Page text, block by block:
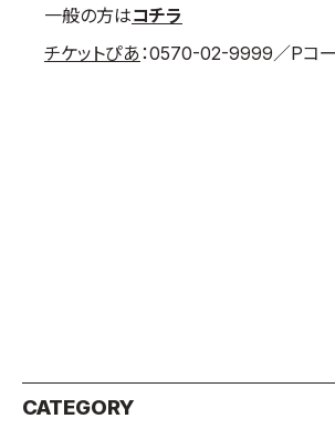
一般の方はコチラ
チケットぴあ：0570-02-9999／Pコ
CATEGORY